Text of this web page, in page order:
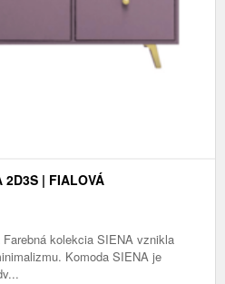
2D3S | FIALOVÁ
kolekcia SIENA vznikla
Komoda SIENA je